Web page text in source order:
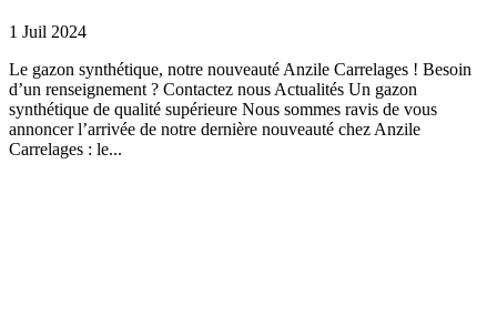
1 Juil 2024
Le gazon synthétique, notre nouveauté Anzile Carrelages ! Besoin
d’un renseignement ? Contactez nous Actualités Un gazon
synthétique de qualité supérieure Nous sommes ravis de vous
annoncer l’arrivée de notre dernière nouveauté chez Anzile
Carrelages : le...